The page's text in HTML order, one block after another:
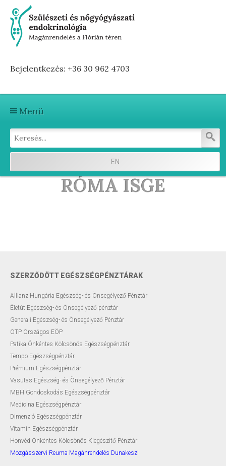
Bejelentkezés: +36 30 962 4703
Menü
Kezdőlap
Szolgáltatások
Első vizitre készülve
Menopauzális egészség
Modern ultrahang készülék
Távkonzultáció
Előadások
Szakmai blog
Rendelési díjak
Elérhetőségek
Rólam
EN
RÓMA ISGE
SZERZŐDÖTT EGÉSZSÉGPÉNZTÁRAK
Allianz Hungária Egészség- és Önsegélyező Pénztár
Életút Egészség- és Önsegélyező pénztár
Generali Egészség- és Önsegélyező Pénztár
OTP Országos EÖP
Patika Önkéntes Kölcsönös Egészségpénztár
Tempo Egészségpénztár
Prémium Egészségpénztár
Vasutas Egészség- és Önsegélyező Pénztár
MBH Gondoskodás Egészségpénztár
Medicina Egészségpénztár
Dimenzió Egészségpénztár
Vitamin Egészségpénztár
Honvéd Önkéntes Kölcsönös Kiegészítő Pénztár
Mozgásszervi Reuma Magánrendelés Dunakeszi